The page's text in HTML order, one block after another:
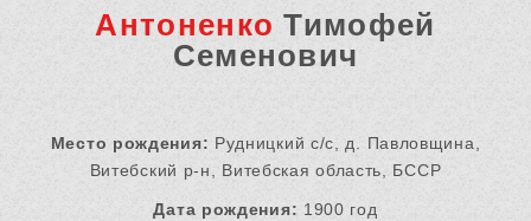
Антоненко Тимофей
Семенович
Место рождения: Рудницкий с/с, д. Павловщина,
Витебский р-н, Витебская область, БССР
Дата рождения: 1900 год